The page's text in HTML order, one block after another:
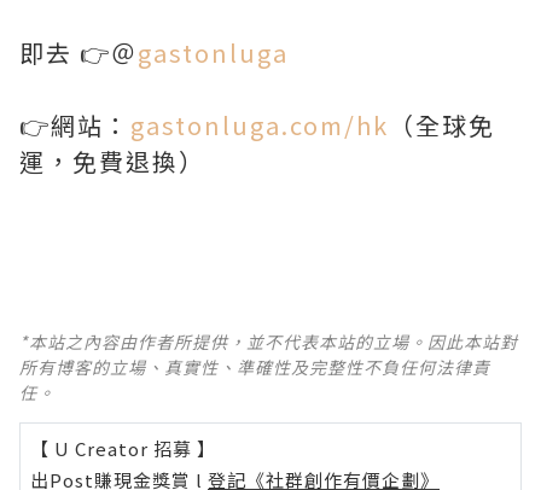
即去 👉＠gastonluga
👉網站： gastonluga.com/hk （全球免
運，免費退換）
*本站之內容由作者所提供，並不代表本站的立場。因此本站對
所有博客的立場、真實性、準確性及完整性不負任何法律責
任。
【 U Creator 招募 】
出Post賺現金獎賞 l 登記《社群創作有價企劃》